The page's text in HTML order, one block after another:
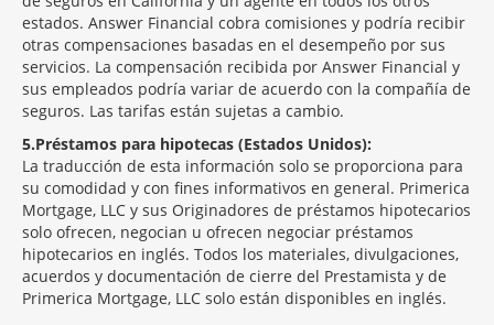
estados. Answer Financial cobra comisiones y podría recibir
otras compensaciones basadas en el desempeño por sus
servicios. La compensación recibida por Answer Financial y
sus empleados podría variar de acuerdo con la compañía de
seguros. Las tarifas están sujetas a cambio.
5 Préstamos para hipotecas (Estados Unidos):
La traducción de esta información solo se proporciona para
su comodidad y con fines informativos en general. Primerica
Mortgage, LLC y sus Originadores de préstamos hipotecarios
solo ofrecen, negocian u ofrecen negociar préstamos
hipotecarios en inglés. Todos los materiales, divulgaciones,
acuerdos y documentación de cierre del Prestamista y de
Primerica Mortgage, LLC solo están disponibles en inglés.